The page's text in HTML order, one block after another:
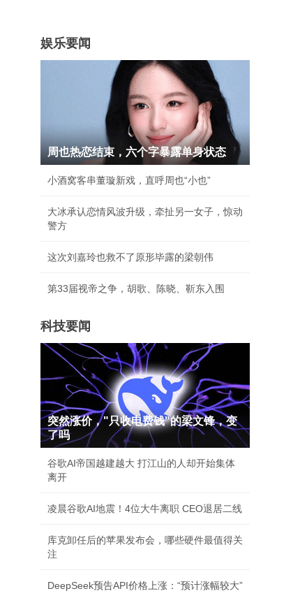
娱乐要闻
周也热恋结束，六个字暴露单身状态
小酒窝客串董璇新戏，直呼周也“小也”
大冰承认恋情风波升级，牵扯另一女子，惊动
警方
这次刘嘉玲也救不了原形毕露的梁朝伟
第33届视帝之争，胡歌、陈晓、靳东入围
科技要闻
突然涨价，"只收电费钱"的梁文锋，变
了吗
谷歌AI帝国越建越大 打江山的人却开始集体
离开
凌晨谷歌AI地震！4位大牛离职 CEO退居二线
库克卸任后的苹果发布会，哪些硬件最值得关
注
DeepSeek预告API价格上涨：“预计涨幅较大”